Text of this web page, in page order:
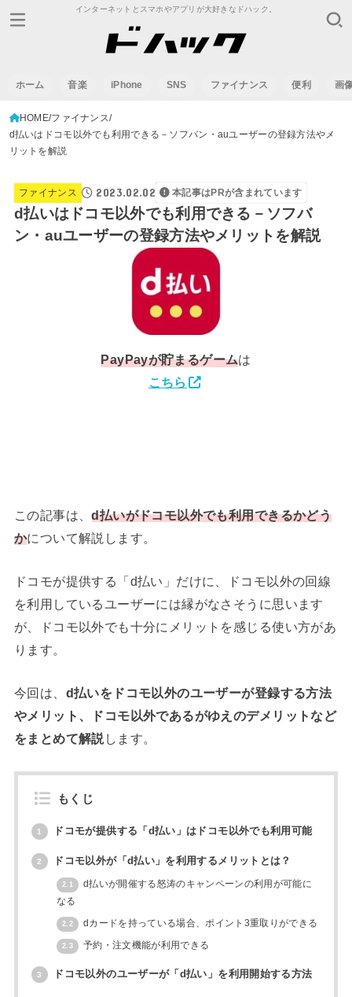
インターネットとスマホやアプリが大好きなドハック。
ホーム 音楽 iPhone SNS ファイナンス 便利 画
HOME ファイナンス
d払いはドコモ以外でも利用できる－ソフバン・auユーザーの登録方法やメ
リットを解説
ファイナンス 2023.02.02 本記事はPRが含まれています
d払いはドコモ以外でも利用できる－ソフバ
ン・auユーザーの登録方法やメリットを解説
PayPayが貯まるゲームは
こちら
この記事は、d払いがドコモ以外でも利用できるかどう
かについて解説します。
ドコモが提供する「d払い」だけに、ドコモ以外の回線
を利用しているユーザーには縁がなさそうに思います
が、ドコモ以外でも十分にメリットを感じる使い方があ
ります。
今回は、 d払いをドコモ以外のユーザーが登録する方法
やメリット、ドコモ以外であるがゆえのデメリットなど
をまとめて解説します。
もくじ
1 ドコモが提供する「d払い」はドコモ以外でも利用可能
2 ドコモ以外が「d払い」を利用するメリットとは？
2.1
d払いが開催する怒涛のキャンペーンの利用が可能に
なる
2.2 dカードを持っている場合、ポイント3重取りができる
2.3 予約・注文機能が利用できる
3 ドコモ以外のユーザーが「d払い」を利用開始する方法